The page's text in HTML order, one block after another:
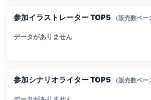
参加イラストレーター TOP5 （販売数ベー
データがありません
参加シナリオライター TOP5 （販売数ベー